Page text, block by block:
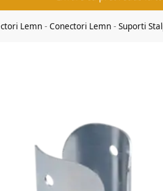
Lemn -Conectori Lemn -Suporti